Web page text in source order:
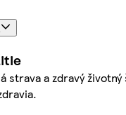
strava a zdravý